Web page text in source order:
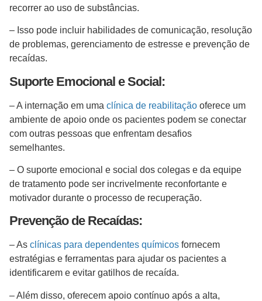
recorrer ao uso de substâncias.
– Isso pode incluir habilidades de comunicação, resolução
de problemas, gerenciamento de estresse e prevenção de
recaídas.
Suporte Emocional e Social:
– A internação em uma clínica de reabilitação oferece um
ambiente de apoio onde os pacientes podem se conectar
com outras pessoas que enfrentam desafios
semelhantes.
– O suporte emocional e social dos colegas e da equipe
de tratamento pode ser incrivelmente reconfortante e
motivador durante o processo de recuperação.
Prevenção de Recaídas:
– As clínicas para dependentes químicos fornecem
estratégias e ferramentas para ajudar os pacientes a
identificarem e evitar gatilhos de recaída.
– Além disso, oferecem apoio contínuo após a alta,